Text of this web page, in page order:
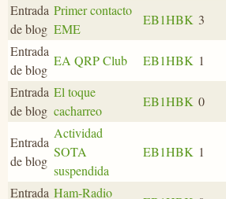
Entrada
de blog
Primer contacto
EME
EB1HBK 3
Entrada
de blog
EA QRP Club EB1HBK 1
Entrada
de blog
El toque
cacharreo
EB1HBK 0
Entrada
de blog
Actividad
SOTA
suspendida
EB1HBK 1
Entrada Ham-Radio